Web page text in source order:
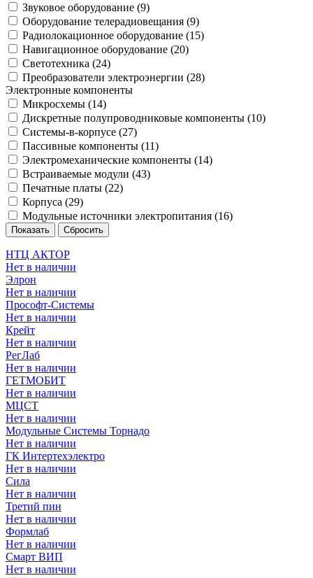
Звуковое оборудование (9)
Оборудование телерадиовещания (9)
Радиолокационное оборудование (15)
Навигационное оборудование (20)
Светотехника (24)
Преобразователи электроэнергии (28)
Электронные компоненты
Микросхемы (14)
Дискретные полупроводниковые компоненты (10)
Системы-в-корпусе (27)
Пассивные компоненты (11)
Электромеханические компоненты (14)
Встраиваемые модули (43)
Печатные платы (22)
Корпуса (29)
Модульные источники электропитания (16)
НТЦ АКТОР
Нет в наличии
Элрон
Нет в наличии
Прософт-Системы
Нет в наличии
Крейт
Нет в наличии
РегЛаб
Нет в наличии
ГЕТМОБИТ
Нет в наличии
МЦСТ
Нет в наличии
Модульные Системы Торнадо
Нет в наличии
ГК Интертехэлектро
Нет в наличии
Сила
Нет в наличии
Третий пин
Нет в наличии
Формлаб
Нет в наличии
Смарт ВИП
Нет в наличии